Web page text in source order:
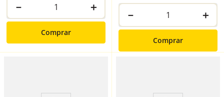
＋
－
Comprar
＋
－
Comprar